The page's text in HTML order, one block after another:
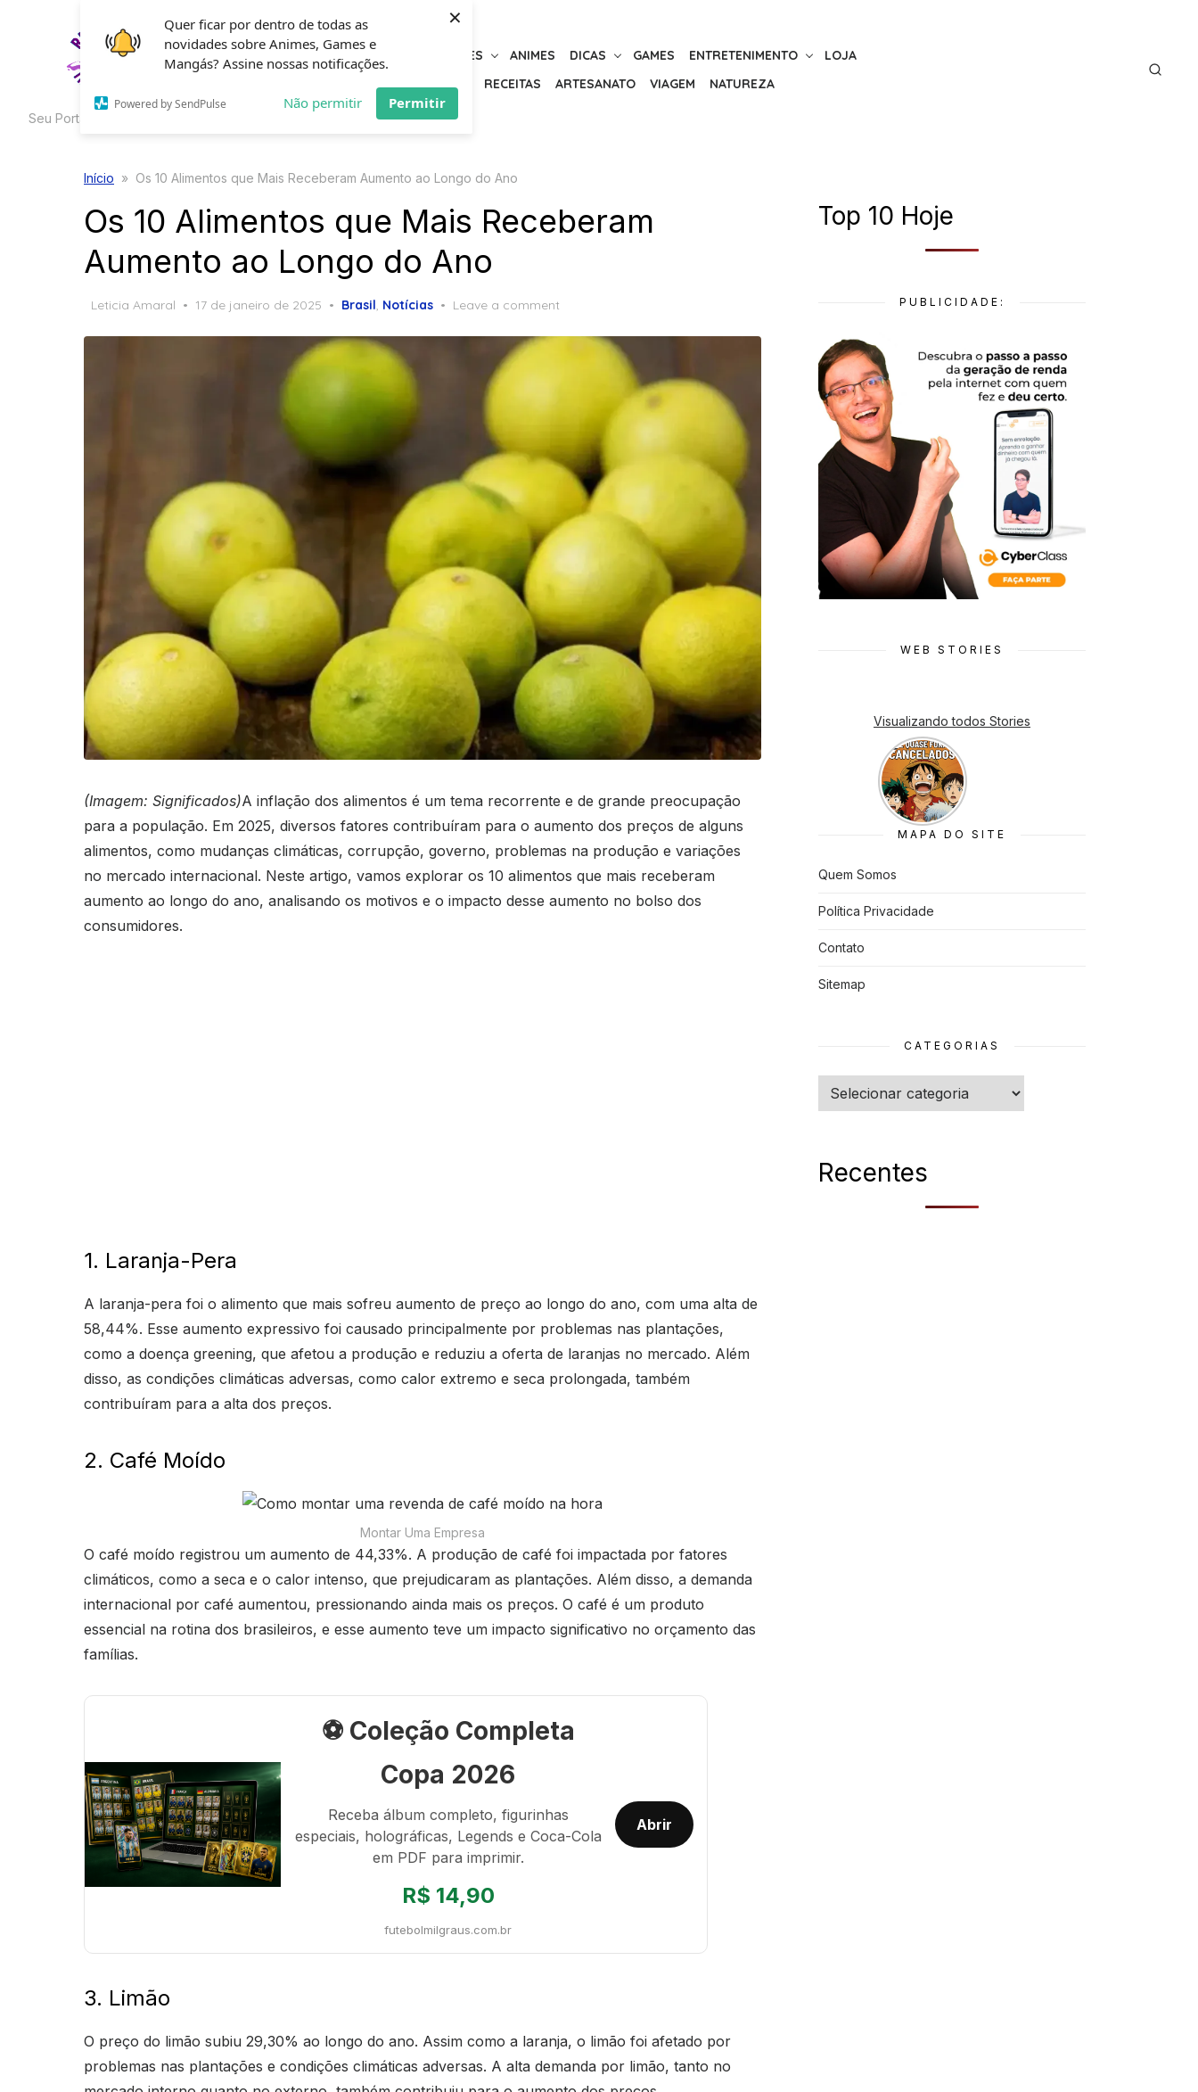
Quer ficar por dentro de todas as
novidades sobre Animes, Games e
Mangás? Assine nossas notificações.
Powered by SendPulse Não permitir Permitir
×
Seu Portal de Curiosidades
HOME CURIOSIDADES ANIMES DICAS GAMES ENTRETENIMENTO
LOJA
BELEZA
RECEITAS ARTESANATO VIAGEM NATUREZA
Início » Os 10 Alimentos que Mais Receberam Aumento ao Longo do Ano
Os 10 Alimentos que Mais Receberam
Aumento ao Longo do Ano
Leticia Amaral
Posted
17 de janeiro de 2025 Brasil, Notícias Leave a comment
(Imagem: Significados)A inflação dos alimentos é um tema recorrente e de grande preocupação
para a população. Em 2025, diversos fatores contribuíram para o aumento dos preços de alguns
alimentos, como mudanças climáticas, corrupção, governo, problemas na produção e variações
no mercado internacional. Neste artigo, vamos explorar os 10 alimentos que mais receberam
aumento ao longo do ano, analisando os motivos e o impacto desse aumento no bolso dos
consumidores.
1. Laranja-Pera
A laranja-pera foi o alimento que mais sofreu aumento de preço ao longo do ano, com uma alta de
58,44%. Esse aumento expressivo foi causado principalmente por problemas nas plantações,
como a doença greening, que afetou a produção e reduziu a oferta de laranjas no mercado. Além
disso, as condições climáticas adversas, como calor extremo e seca prolongada, também
contribuíram para a alta dos preços.
2. Café Moído
Montar Uma Empresa
O café moído registrou um aumento de 44,33%. A produção de café foi impactada por fatores
climáticos, como a seca e o calor intenso, que prejudicaram as plantações. Além disso, a demanda
internacional por café aumentou, pressionando ainda mais os preços. O café é um produto
essencial na rotina dos brasileiros, e esse aumento teve um impacto significativo no orçamento das
famílias.
⚽ Coleção Completa
Copa 2026
Receba álbum completo, figurinhas
especiais, holográficas, Legends e Coca-Cola
em PDF para imprimir.
R$ 14,90
futebolmilgraus.com.br
Abrir
3. Limão
O preço do limão subiu 29,30% ao longo do ano. Assim como a laranja, o limão foi afetado por
problemas nas plantações e condições climáticas adversas. A alta demanda por limão, tanto no
Top 10 Hoje
PUBLICIDADE:
WEB STORIES
Visualizando todos Stories
7 Animes
que quase
Foram
Cancelado
s
MAPA DO SITE
Quem Somos
Política Privacidade
Contato
Sitemap
CATEGORIAS
Categorias
Recentes